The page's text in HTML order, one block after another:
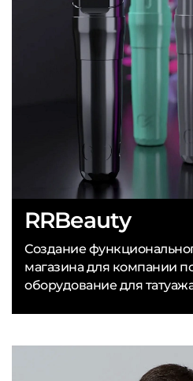
RRBeauty
Создание
магазина для компании
оборудование для